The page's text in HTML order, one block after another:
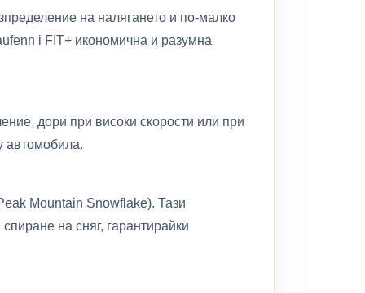
на налягането и по-малко
i FIT+ икономична и разумна
дори при високи скорости или при
автомобила.
Mountain Snowflake). Тази
на сняг, гарантирайки